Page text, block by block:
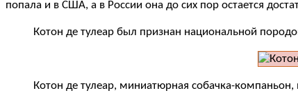
попала и в США, а в России она до сих пор остается
Котон де тулеар был признан национальной
Котон де тулеар, миниатюрная собачка-